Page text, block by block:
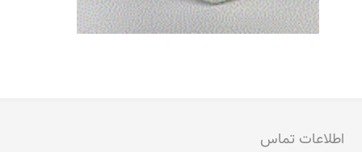
اطلاعات تماس